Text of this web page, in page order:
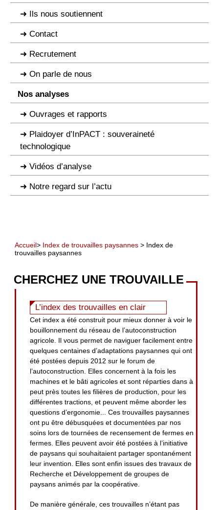
Ils nous soutiennent
Contact
Recrutement
On parle de nous
Nos analyses
Ouvrages et rapports
Plaidoyer d’InPACT : souveraineté
technologique
Vidéos d’analyse
Notre regard sur l’actu
Accueil> Index de trouvailles paysannes > Index de
trouvailles paysannes
CHERCHEZ UNE TROUVAILLE
L’index des trouvailles en clair
Cet index a été construit pour mieux donner à voir le
bouillonnement du réseau de l’autoconstruction
agricole. Il vous permet de naviguer facilement entre
quelques centaines d’adaptations paysannes qui ont
été postées depuis 2012 sur le forum de
l’autoconstruction. Elles concernent à la fois les
machines et le bâti agricoles et sont réparties dans à
peut près toutes les filières de production, pour les
différentes tractions, et peuvent même aborder les
questions d’ergonomie... Ces trouvailles paysannes
ont pu être débusquées et documentées par nos
soins lors de tournées de recensement de fermes en
fermes. Elles peuvent avoir été postées à l’initiative
de paysans qui souhaitaient partager spontanément
leur invention. Elles sont enfin issues des travaux de
Recherche et Développement de groupes de
paysans animés par la coopérative.
De manière générale, ces trouvailles n’étant pas